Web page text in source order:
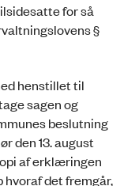
for så
§
henstillet til
sagen og
beslutning
den 13. august
af erklæringen
hvoraf det fremgår,